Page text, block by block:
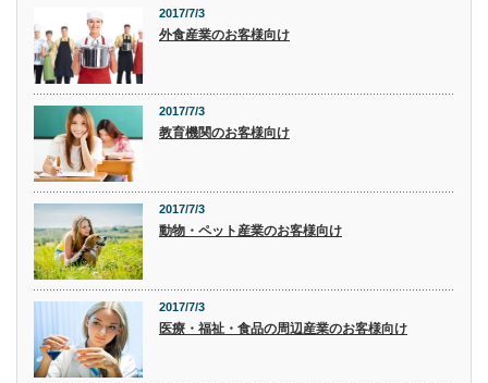
2017/7/3
外食産業のお客様向け
2017/7/3
教育機関のお客様向け
2017/7/3
動物・ペット産業のお客様向け
2017/7/3
医療・福祉・食品の周辺産業のお客様向け